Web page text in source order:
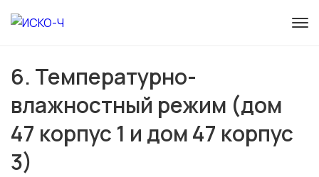
6. Температурно-
влажностный режим (дом
47 корпус 1 и дом 47 корпус
3)